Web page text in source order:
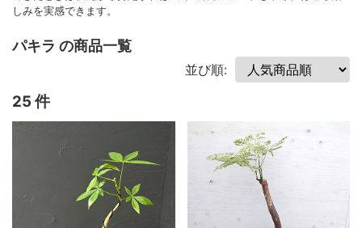
しみを実感できます。
パキラ の商品一覧
並び順:
25 件